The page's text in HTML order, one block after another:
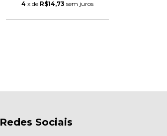
4 x de R$14,73 sem juros
Redes Sociais